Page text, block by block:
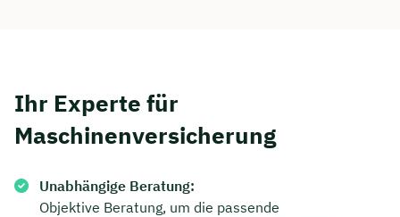
Ihr Experte für
Maschinenversicherung
Unabhängige Beratung:
Objektive Beratung, um die passende